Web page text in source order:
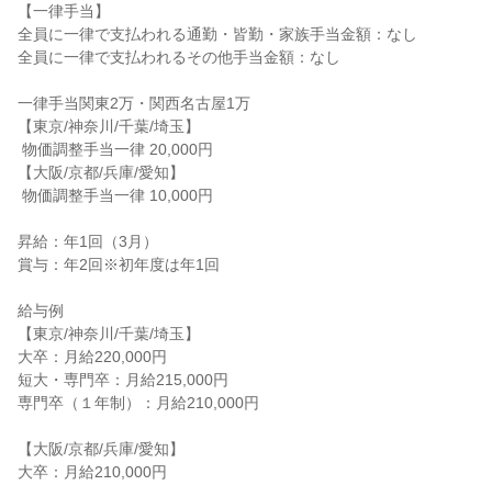
【一律手当】
全員に一律で支払われる通勤・皆勤・家族手当金額：なし
全員に一律で支払われるその他手当金額：なし
一律手当関東2万・関西名古屋1万
【東京/神奈川/千葉/埼玉】
【大阪/京都/兵庫/愛知】
昇給：年1回（3月）
賞与：年2回※初年度は年1回
給与例
【東京/神奈川/千葉/埼玉】
大卒：月給220,000円
短大・専門卒：月給215,000円
専門卒（１年制）：月給210,000円
【大阪/京都/兵庫/愛知】
大卒：月給210,000円